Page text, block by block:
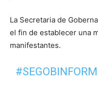
La Secretaria de
el fin de establecer una
manifestantes.